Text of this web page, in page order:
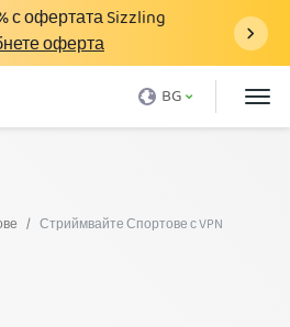
с офертата Sizzling
оферта
BG
Стриймвайте Спортове с VPN